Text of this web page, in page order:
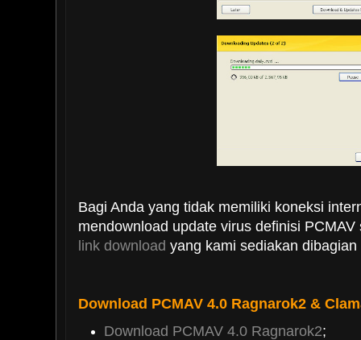
Bagi Anda yang tidak memiliki koneksi
mendownload update virus definisi
link download yang kami sediakan
Download PCMAV 4.0 Ragnarok2 &
Download PCMAV 4.0 Ragnarok2;